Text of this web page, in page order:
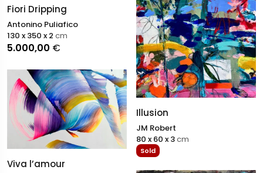
Fiori Dripping
Antonino Puliafico
5.000,00 €
130 x 350 x 2 cm
Viva l’amour
Illusion
JM Robert
Sold
80 x 60 x 3cm